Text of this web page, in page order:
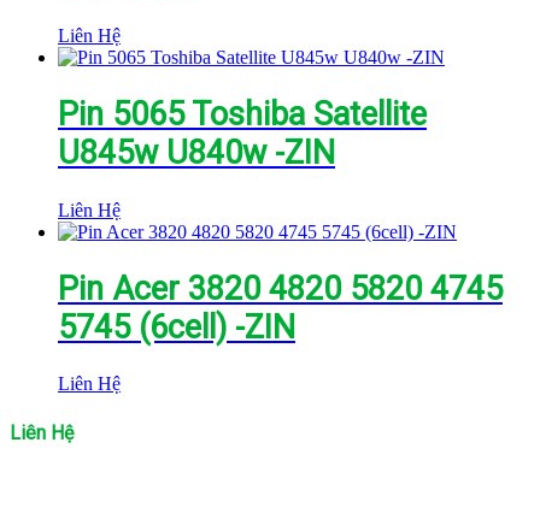
Liên Hệ
Pin 5065 Toshiba Satellite
U845w U840w -ZIN
Liên Hệ
Pin Acer 3820 4820 5820 4745
5745 (6cell) -ZIN
Liên Hệ
Liên Hệ